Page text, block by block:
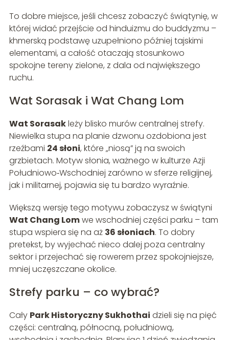
To dobre miejsce, jeśli chcesz zobaczyć świątynię, w
której widać przejście od hinduizmu do buddyzmu –
khmerską podstawę uzupełniono później tajskimi
elementami, a całość otaczają stosunkowo
spokojne tereny zielone, z dala od największego
ruchu.
Wat Sorasak i Wat Chang Lom
Wat Sorasakleży blisko murów centralnej strefy.
Niewielka stupa na planie dzwonu ozdobiona jest
rzeźbami 24 słoni, które „niosą” ją na swoich
grzbietach. Motyw słonia, ważnego w kulturze Azji
Południowo‑Wschodniej zarówno w sferze religijnej,
jak i militarnej, pojawia się tu bardzo wyraźnie.
Większą wersję tego motywu zobaczysz w świątyni
Wat Chang Lomwe wschodniej części parku – tam
stupa wspiera się na aż 36 słoniach. To dobry
pretekst, by wyjechać nieco dalej poza centralny
sektor i przejechać się rowerem przez spokojniejsze,
mniej uczęszczane okolice.
Strefy parku – co wybrać?
Cały Park Historyczny Sukhothai dzieli się na pięć
części: centralną, północną, południową,